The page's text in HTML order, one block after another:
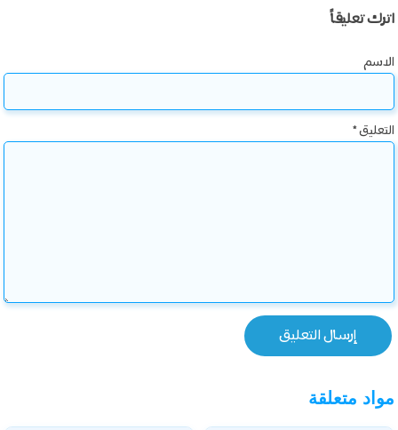
اترك تعليقاً
الاسم
التعليق*
مواد متعلقة